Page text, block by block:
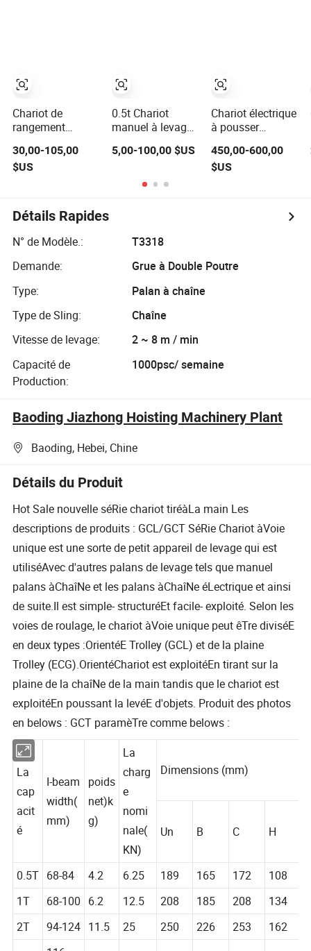
Chariot de
rangement
avec étagères
roulantes à
30,00-105,00
$US
0.5t Chariot
manuel à levage
avec
main, série MP
5,00-100,00 $US
Chariot électrique
à pousser
camion à
plateforme,
électrique, chariot
450,00-600,00
$US
Détails Rapides
N° de Modèle.:
T3318
Demande:
Grue à Double Poutre
Type:
Palan à chaîne
Type de Sling:
Chaîne
Vitesse de levage:
2 ~ 8 m / min
Capacité de
Production:
1000psc/ semaine
Baoding Jiazhong Hoisting Machinery Plant
Baoding, Hebei, Chine
Détails du Produit
Hot Sale nouvelle séRie chariot tiréàLa main Les
descriptions de produits : GCL/GCT SéRie Chariot àVoie
unique est une sorte de petit appareil de levage qui est
utiliséAvec d'autres palans de levage tels que manuel
palans àChaîNe et les palans àChaîNe éLectrique et ainsi
de suite.Il est simple- structuréEt facile- exploité. Selon les
voies de roulage, le chariot àVoie unique peut êTre diviséE
en deux types :OrientéE Trolley (GCL) et de la plaine
Trolley (ECG).OrientéChariot est exploitéEn tirant sur la
plaine de la chaîNe de la main tandis que le chariot est
exploitéEn poussant la levéE d'objets. Produit des photos
en belows : GCT paramèTre comme belows :
La
cap
acit
I-beam
width(
poids
net)k
La
charg
e
nomi
nale(
KN)
0.5T 68-84 4.2 6.25 189 165 172 108
1T 68-100 6.2 12.5 208 185 208
134
2T
94-124 11.5 25 250 226 253 162